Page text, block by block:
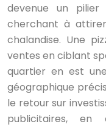
devenue un pilier
cherchant à
chalandise. Une
ventes en ciblant
quartier en est
géographique
le retour sur
publicitaires, en